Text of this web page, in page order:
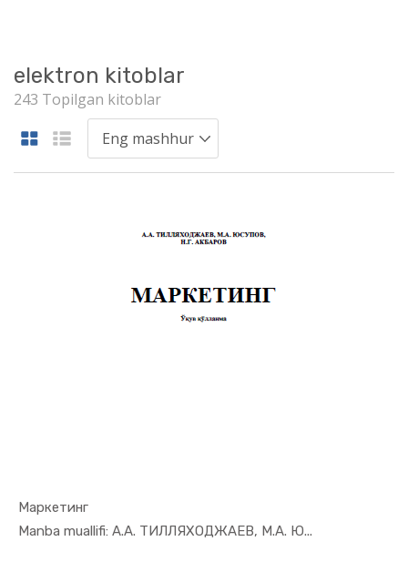
elektron kitoblar
243 Topilgan kitoblar
Маркетинг
Manba muallifi: А.А. ТИЛЛЯХОДЖАЕВ, М.А. Ю...
In Marketi...